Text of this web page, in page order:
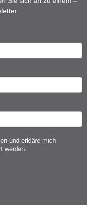
und erkläre mich
werden.